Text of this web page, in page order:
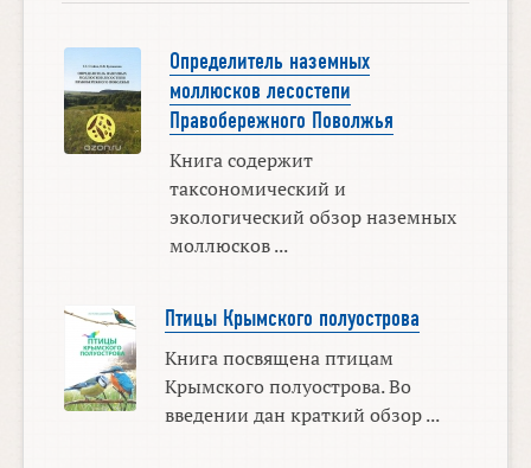
Определитель наземных
моллюсков лесостепи
Правобережного Поволжья
Книга содержит
таксономический и
экологический обзор наземных
моллюсков ...
Птицы Крымского полуострова
Книга посвящена птицам
Крымского полуострова. Во
введении дан краткий обзор ...